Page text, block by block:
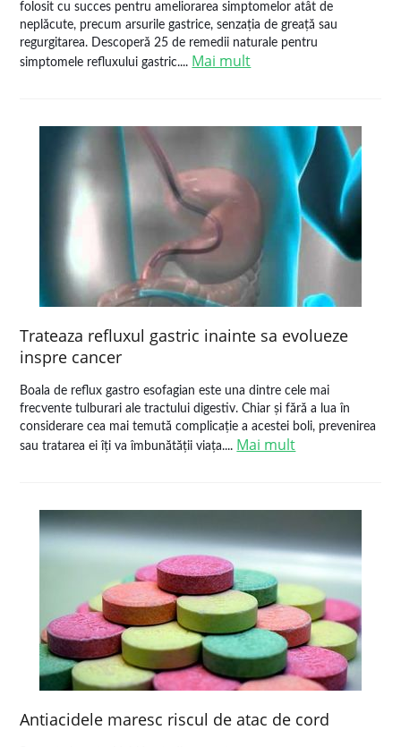
folosit cu succes pentru ameliorarea simptomelor atât de
neplăcute, precum arsurile gastrice, senzația de greață sau
regurgitarea. Descoperă 25 de remedii naturale pentru
simptomele refluxului gastric.... Mai mult
Trateaza refluxul gastric inainte sa evolueze
inspre cancer
Boala de reflux gastro esofagian este una dintre cele mai
frecvente tulburari ale tractului digestiv. Chiar și fără a lua în
considerare cea mai temută complicație a acestei boli, prevenirea
sau tratarea ei îți va îmbunătății viața.... Mai mult
Antiacidele maresc riscul de atac de cord